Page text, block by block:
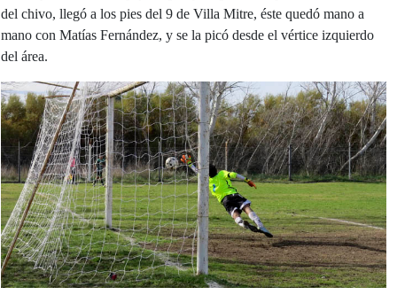
del chivo, llegó a los pies del 9 de Villa Mitre, éste quedó mano a
mano con Matías Fernández, y se la picó desde el vértice izquierdo
del área.